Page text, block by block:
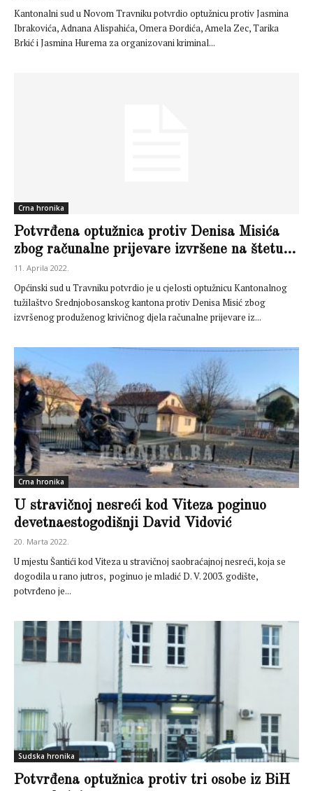
Kantonalni sud u Novom Travniku potvrdio optužnicu protiv Jasmina
Ibrakovića, Adnana Alispahića, Omera Đordića, Amela Zec, Tarika
Brkić i Jasmina Hurema za organizovani kriminal...
Crna hronika
Potvrđena optužnica protiv Denisa Misića
zbog računalne prijevare izvršene na štetu...
11. Aprila 2022.
Općinski sud u Travniku potvrdio je u cjelosti optužnicu Kantonalnog
tužilaštvo Srednjobosanskog kantona protiv Denisa Misić zbog
izvršenog produženog krivičnog djela računalne prijevare iz...
Crna hronika
U stravičnoj nesreći kod Viteza poginuo
devetnaestogodišnji David Vidović
20. Marta 2022.
U mjestu Šantići kod Viteza u stravičnoj saobraćajnoj nesreći, koja se
dogodila u rano jutros, poginuo je mladić D. V. 2003. godište,
potvrđeno je...
Sudska hronika
Potvrđena optužnica protiv tri osobe iz BiH